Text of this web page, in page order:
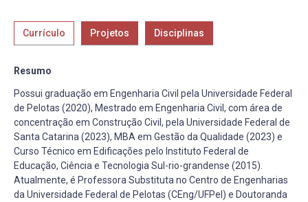
Currículo Projetos Disciplinas
Resumo
Possui graduação em Engenharia Civil pela Universidade Federal
de Pelotas (2020), Mestrado em Engenharia Civil, com área de
concentração em Construção Civil, pela Universidade Federal de
Santa Catarina (2023), MBA em Gestão da Qualidade (2023) e
Curso Técnico em Edificações pelo Instituto Federal de
Educação, Ciência e Tecnologia Sul-rio-grandense (2015).
Atualmente, é Professora Substituta no Centro de Engenharias
da Universidade Federal de Pelotas (CEng/UFPel) e Doutoranda